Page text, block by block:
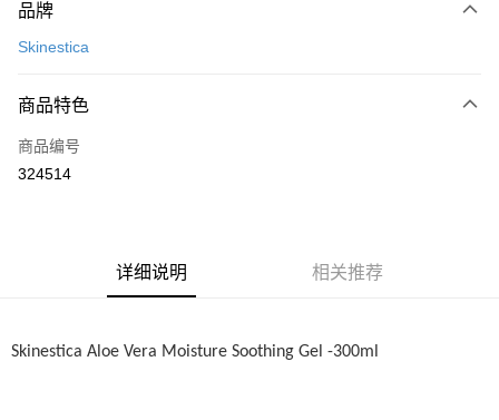
信用卡一次付清
相关说明
只有马来亚银行、联昌国际银行、大众银行、兴业银行、香港隆丰银行、伊
斯兰银行、AmBank、BSN Bank
Boost
品牌
Skinestica
商品特色
商品编号
324514
详细说明 相关推荐
Skinestica Aloe Vera Moisture Soothing Gel -300ml